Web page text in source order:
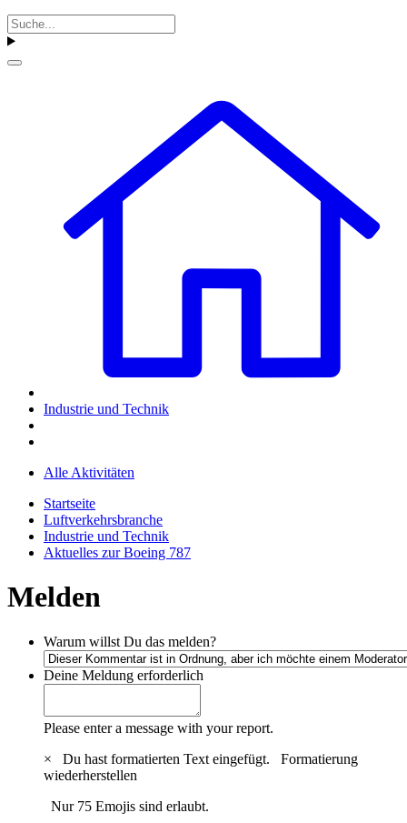
Industrie und Technik
Alle Aktivitäten
Startseite
Luftverkehrsbranche
Industrie und Technik
Aktuelles zur Boeing 787
Melden
Warum willst Du das melden?
Deine Meldung erforderlich
Please enter a message with your report.
×
Du hast formatierten Text eingefügt. Formatierung
wiederherstellen
Nur 75 Emojis sind erlaubt.